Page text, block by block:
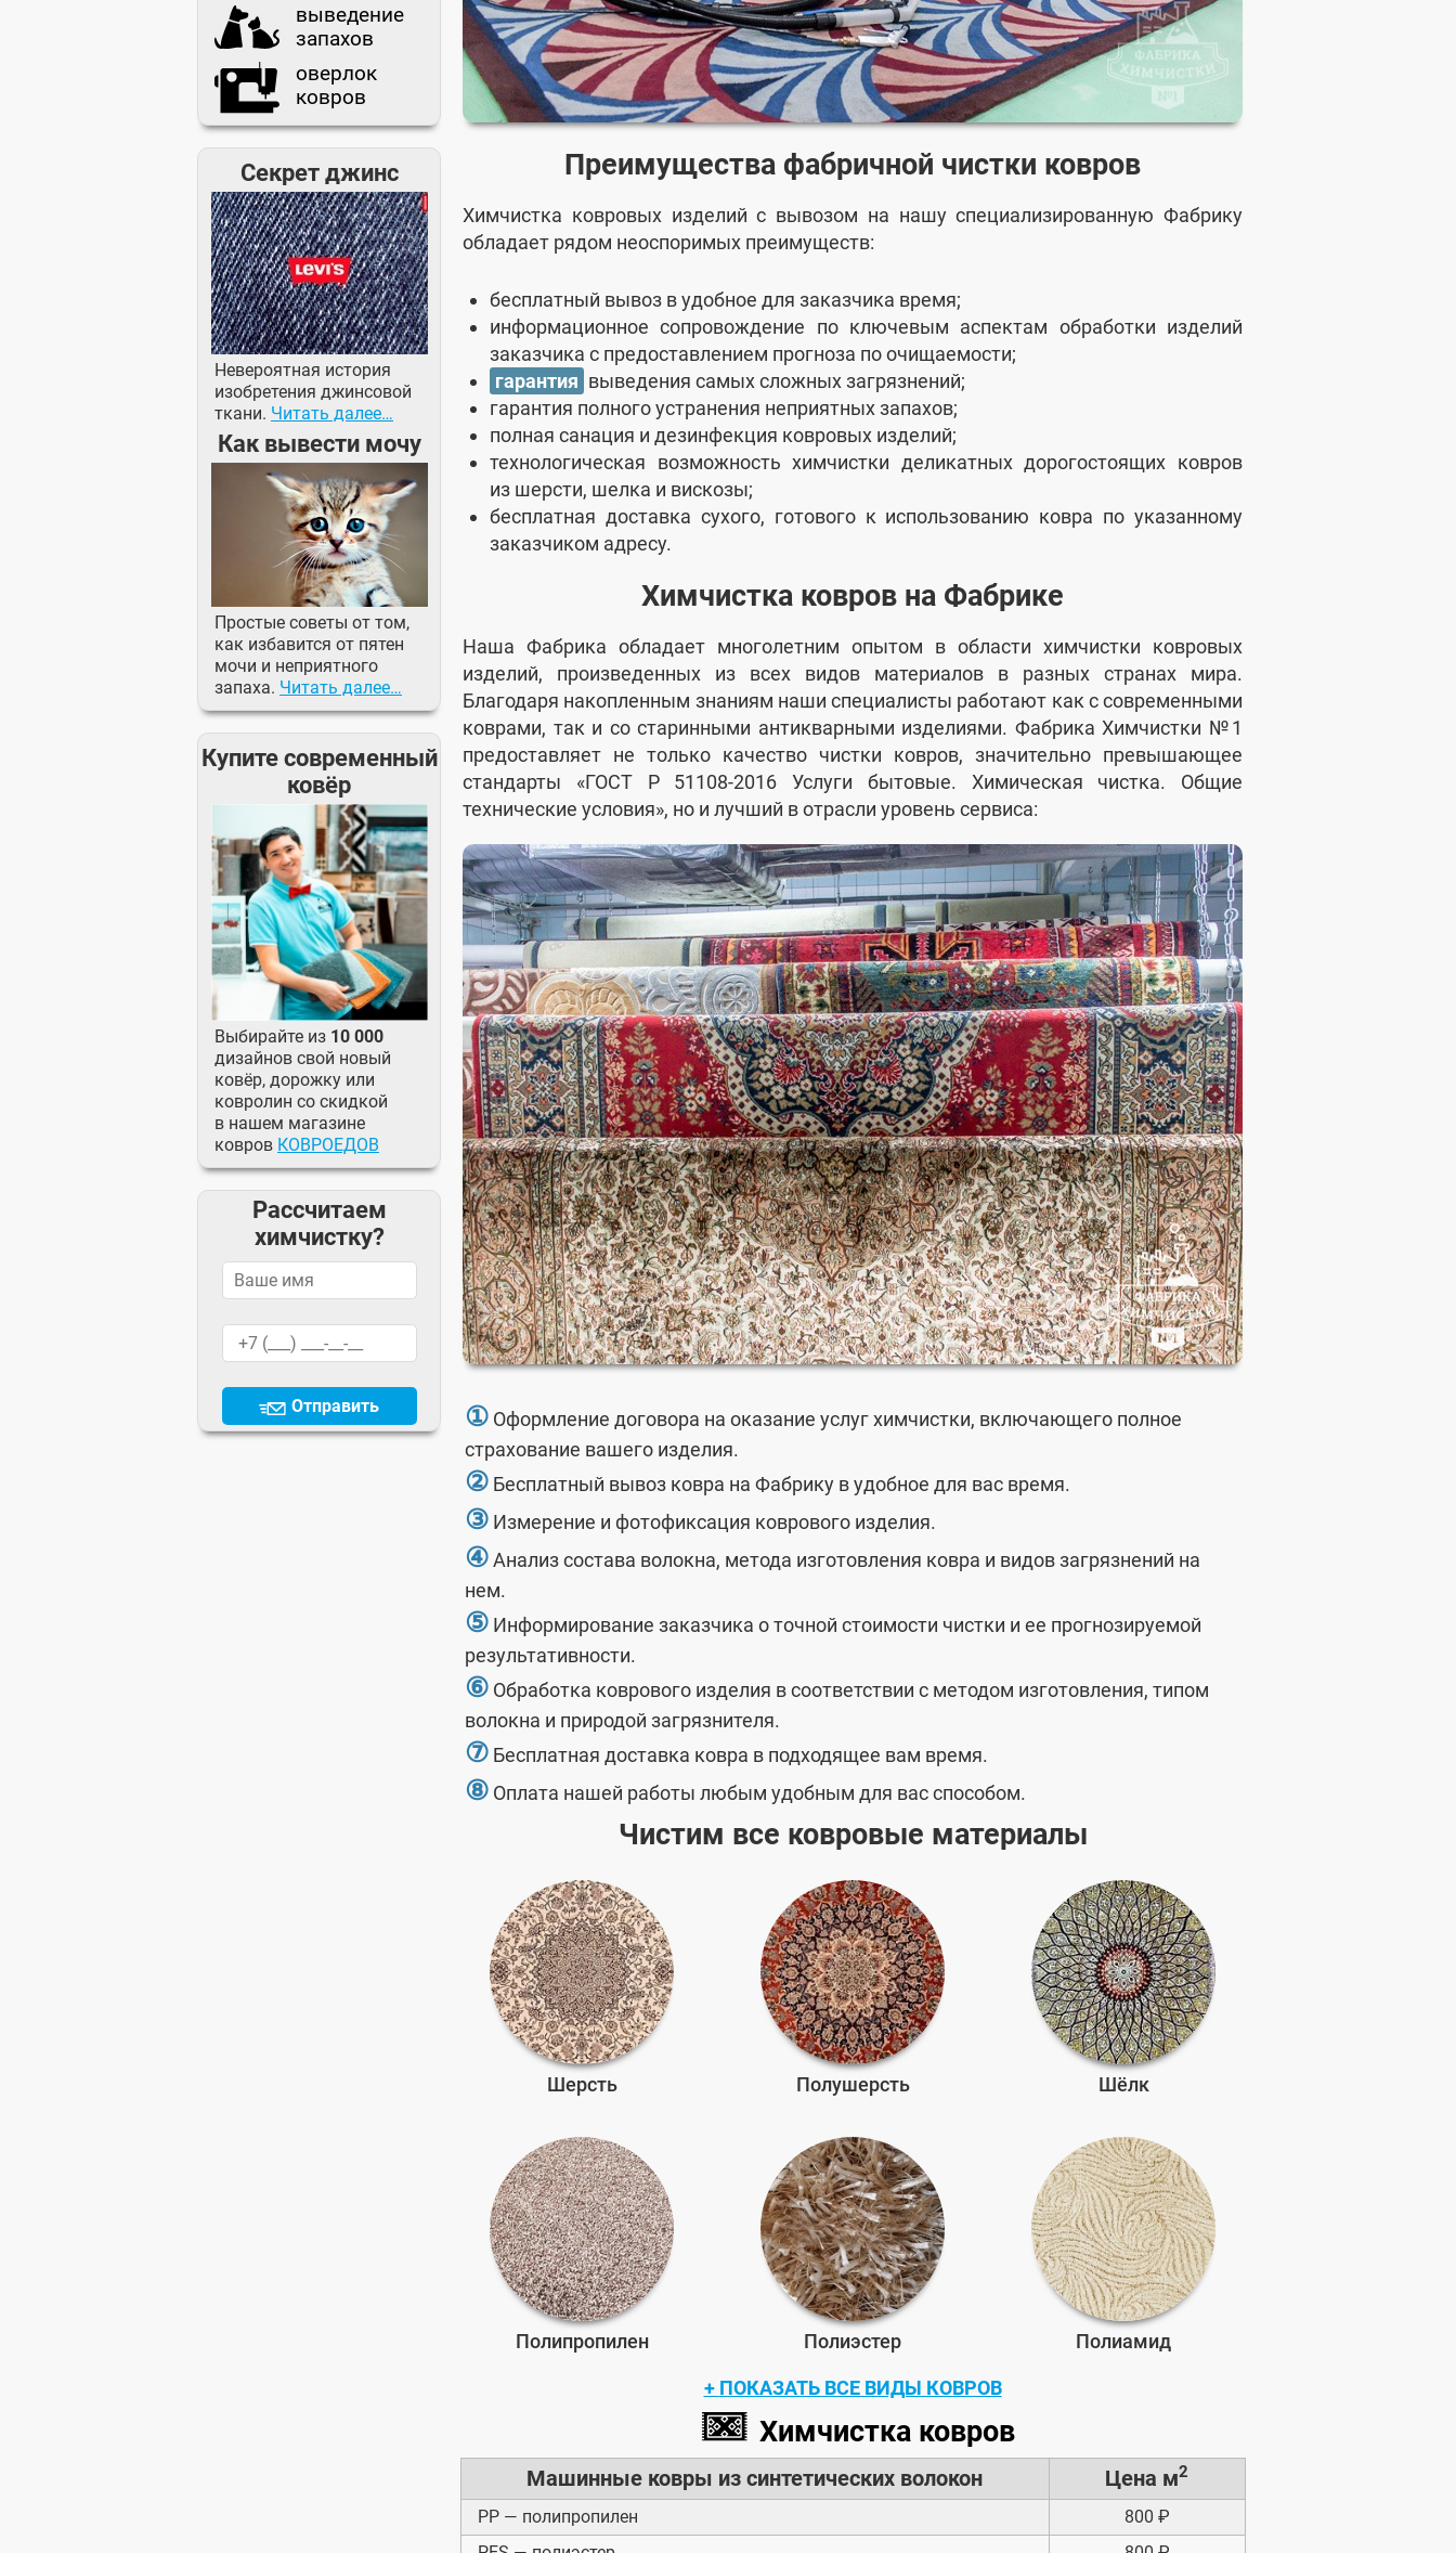
Преимущества фабричной чистки ковров
Химчистка ковровых изделий с вывозом на нашу специализированную Фабрику
обладает рядом неоспоримых преимуществ:
бесплатный вывоз в удобное для заказчика время;
информационное сопровождение по ключевым аспектам обработки изделий
заказчика с предоставлением прогноза по очищаемости;
гарантия выведения самых сложных загрязнений;
гарантия полного устранения неприятных запахов;
полная санация и дезинфекция ковровых изделий;
технологическая возможность химчистки деликатных дорогостоящих ковров
из шерсти, шелка и вискозы;
бесплатная доставка сухого, готового к использованию ковра по указанному
заказчиком адресу.
Химчистка ковров на Фабрике
Наша Фабрика обладает многолетним опытом в области химчистки ковровых
изделий, произведенных из всех видов материалов в разных странах мира.
Благодаря накопленным знаниям наши специалисты работают как с современными
коврами, так и со старинными антикварными изделиями. Фабрика Химчистки №1
предоставляет не только качество чистки ковров, значительно превышающее
стандарты «ГОСТ Р 51108-2016 Услуги бытовые. Химическая чистка. Общие
технические условия», но и лучший в отрасли уровень сервиса:
① Оформление договора на оказание услуг химчистки, включающего полное
страхование вашего изделия.
② Бесплатный вывоз ковра на Фабрику в удобное для вас время.
③ Измерение и фотофиксация коврового изделия.
④Анализ состава волокна, метода изготовления ковра и видов загрязнений на
нем.
⑤ Информирование заказчика о точной стоимости чистки и ее прогнозируемой
результативности.
⑥ Обработка коврового изделия в соответствии с методом изготовления, типом
волокна и природой загрязнителя.
⑦ Бесплатная доставка ковра в подходящее вам время.
⑧ Оплата нашей работы любым удобным для вас способом.
Чистим все ковровые материалы
Шерсть Полушерсть Шёлк
Полипропилен Полиэстер Полиамид
ПОКАЗАТЬ ВСЕ ВИДЫ КОВРОВ
Химчистка ковров
Машинные ковры из синтетических волокон Цена м2
PP — полипропилен
800 ₽
выведение
запахов
оверлок
ковров
Секрет джинс
Невероятная история
изобретения джинсовой
ткани. Читать далее…
Как вывести мочу
Простые советы от том,
как избавится от пятен
мочи и неприятного
запаха. Читать далее…
Купите современный
ковёр
Выбирайте из 10 000
дизайнов свой новый
ковёр, дорожку или
ковролин со скидкой
в нашем магазине
ковров КОВРОЕДОВ
Рассчитаем
химчистку?
Отправить